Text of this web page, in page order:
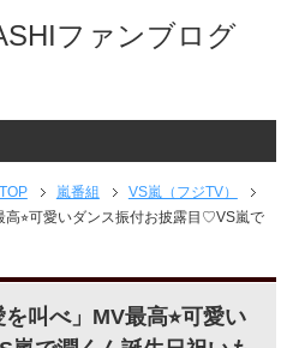
ファンブログ
嵐番組
VS嵐（フジTV）
⭐︎可愛いダンス振付お披露目♡VS嵐で
叫べ」MV最高⭐︎可愛い